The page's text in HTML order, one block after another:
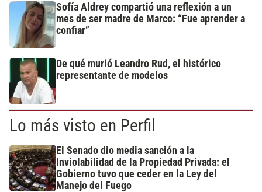
Sofía Aldrey compartió una reflexión a un
mes de ser madre de Marco: “Fue aprender a
confiar”
De qué murió Leandro Rud, el histórico
representante de modelos
Lo más visto en Perfil
El Senado dio media sanción a la
Inviolabilidad de la Propiedad Privada: el
Gobierno tuvo que ceder en la Ley del
Manejo del Fuego